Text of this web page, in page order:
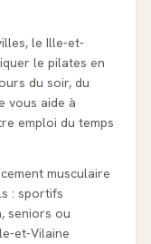
le Ille-et-
le pilates en
du soir, du
vous aide à
emploi du temps
musculaire
: sportifs
seniors ou
et-Vilaine